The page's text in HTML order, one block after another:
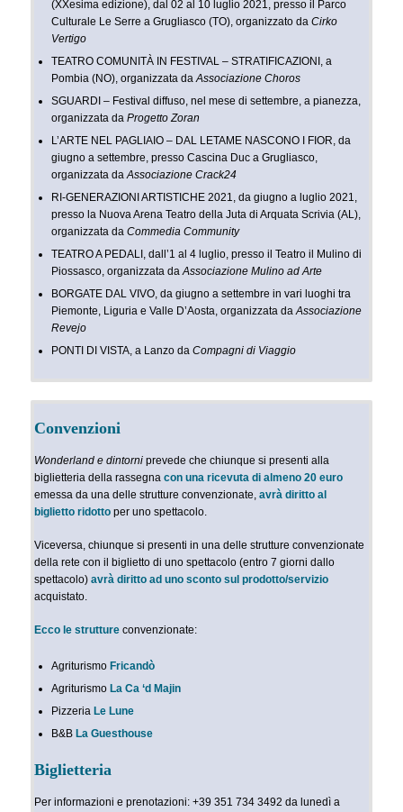
(XXesima edizione), dal 02 al 10 luglio 2021, presso il Parco
Culturale Le Serre a Grugliasco (TO), organizzato da Cirko
Vertigo
TEATRO COMUNITÀ IN FESTIVAL – STRATIFICAZIONI, a
Pombia (NO), organizzata daAssociazione Choros
SGUARDI – Festival diffuso, nel mese di settembre, a pianezza,
organizzata da Progetto Zoran
L’ARTE NEL PAGLIAIO – DAL LETAME NASCONO I FIOR, da
giugno a settembre, presso Cascina Duc a Grugliasco,
organizzata daAssociazione Crack24
RI-GENERAZIONI ARTISTICHE 2021, da giugno a luglio 2021,
presso la Nuova Arena Teatro della Juta di Arquata Scrivia (AL),
organizzata da Commedia Community
TEATRO A PEDALI, dall’1 al 4 luglio, presso il Teatro il Mulino di
Piossasco, organizzata daAssociazione Mulino ad Arte
BORGATE DAL VIVO, da giugno a settembre in vari luoghi tra
Piemonte, Liguria e Valle D’Aosta, organizzata daAssociazione
Revejo
PONTI DI VISTA, a Lanzo da Compagni di Viaggio
Convenzioni
Wonderland e dintorniprevede che chiunque si presenti alla
biglietteria della rassegnacon una ricevuta di almeno 20 euro
emessa da una delle strutture convenzionate, avrà diritto al
biglietto ridottoper uno spettacolo.
Viceversa, chiunque si presenti in una delle strutture convenzionate
della rete con il biglietto di uno spettacolo (entro 7 giorni dallo
spettacolo) avrà diritto ad uno sconto sul prodotto/servizio
acquistato.
Ecco le struttureconvenzionate:
Agriturismo Fricandò
Agriturismo La Ca ‘d Majin
Pizzeria Le Lune
B&B La Guesthouse
Biglietteria
Per informazioni e prenotazioni: +39 351 734 3492 da lunedì a